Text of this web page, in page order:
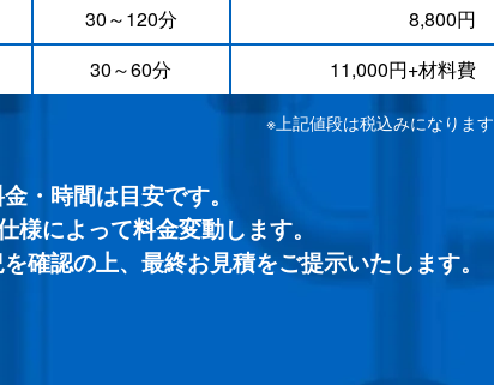
30～120分
8,800円
30～60分 11,000円+材料費
※上記値段は税込みになります
・時間は目安です。
様によって料金変動します。
確認の上、 最終お見積をご提示いたします。